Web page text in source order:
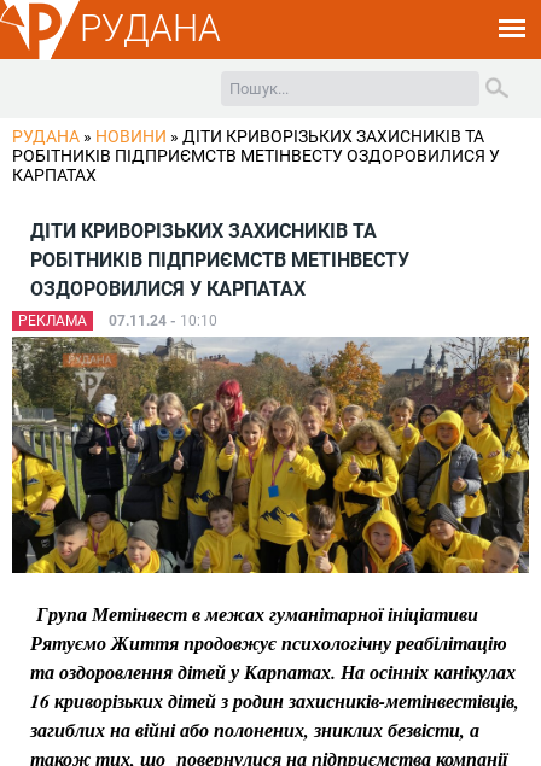
РУДАНА
РУДАНА » НОВИНИ » ДІТИ КРИВОРІЗЬКИХ ЗАХИСНИКІВ ТА
РОБІТНИКІВ ПІДПРИЄМСТВ МЕТІНВЕСТУ ОЗДОРОВИЛИСЯ У
КАРПАТАХ
ДІТИ КРИВОРІЗЬКИХ ЗАХИСНИКІВ ТА
РОБІТНИКІВ ПІДПРИЄМСТВ МЕТІНВЕСТУ
ОЗДОРОВИЛИСЯ У КАРПАТАХ
РЕКЛАМА 07.11.24 - 10:10
Група Метінвест в межах гуманітарної ініціативи
Рятуємо Життя продовжує психологічну реабілітацію
та оздоровлення дітей у Карпатах. На осінніх канікулах
16 криворізьких дітей з родин захисників-метінвестівців,
загиблих на війні або полонених, зниклих безвісти, а
також тих, що повернулися на підприємства компанії